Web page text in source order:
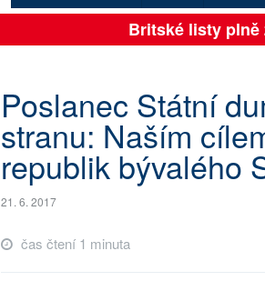
Britské listy plně
Poslanec Státní
stranu: Naším
republik bývalého
21. 6. 2017
čas čtení 1 minuta